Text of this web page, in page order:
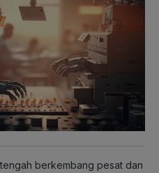
berkembang pesat dan